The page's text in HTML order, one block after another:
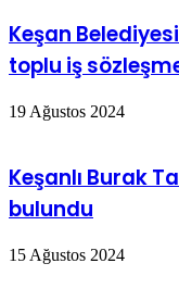
Keşan
toplu iş
19 Ağustos 2024
Keşanlı Burak
bulundu
15 Ağustos 2024